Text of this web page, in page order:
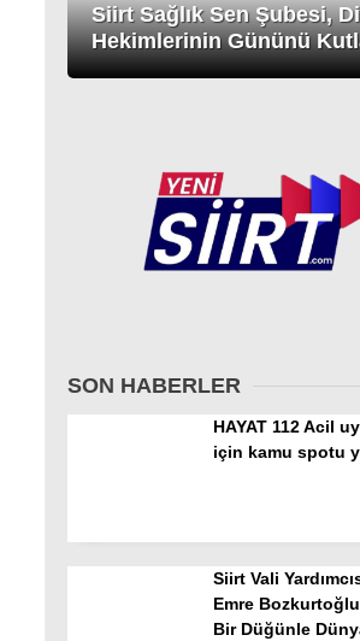
Siirt Sağlık Sen Şubesi,
Hekimlerinin Gününü
SON HABERLER
HAYAT 112 Acil
için kamu spotu
Siirt Vali
Emre
Bir Düğünle